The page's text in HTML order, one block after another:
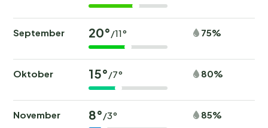
September 20° /11° 75%
Oktober 15° /7° 80%
November 8° /3° 85%